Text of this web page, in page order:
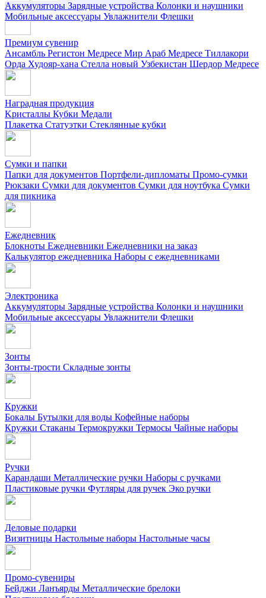
Аккумуляторы Зарядные устройства Колонки и наушники
Мобильные аксессуары Увлажнители Флешки
флешкамиНовогодние наборыЧайные наборы
Премиум сувенир
Ансамбль Регистон Медресе Мир Араб Медресе Тиллакори
Орда Худояр-хана Стелла новый Узбекистан Шердор Медресе
Наградная продукция
Kристаллы Кубки Медали
Плакетка Статуэтки Стеклянные кубки
Сумки и папки
Папки для документов Портфели-дипломаты Промо-сумки
Рюкзаки Сумки для документов Сумки для ноутбука Сумки
для пикника
Ежедневник
Блокноты Ежедневники Ежедневники на заказ
Калькулятор ежедневника Наборы с ежедневниками
Электроника
Аккумуляторы Зарядные устройства Колонки и наушники
Мобильные аксессуары Увлажнители Флешки
Зонты
Зонты-трости Складные зонты
Кружки
Бокалы Бутылки для воды Кофейные наборы
Кружки Стаканы Термокружки Термосы Чайные наборы
Ручки
Карандаши Металлические ручки Наборы с ручками
Пластиковые ручки Футляры для ручек Эко ручки
Деловые подарки
Визитницы Настольные наборы Настольные часы
Промо-сувениры
Бейджи Ланъярды Металлические брелоки